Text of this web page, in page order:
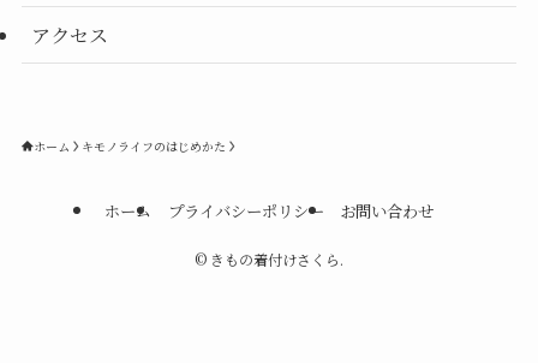
アクセス
ホーム キモノライフのはじめかた
ホーム プライバシーポリシー お問い合わせ
© きもの着付けさくら.